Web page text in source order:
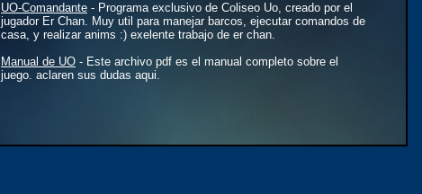
UO-Comandante - Programa exclusivo de Coliseo Uo, creado por el
jugador Er Chan. Muy util para manejar barcos, ejecutar comandos de
casa, y realizar anims :) exelente trabajo de er chan.
Manual de UO - Este archivo pdf es el manual completo sobre el
juego. aclaren sus dudas aqui.